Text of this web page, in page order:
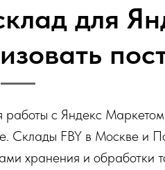
для
работы с Яндекс
Склады FBY в Москве и
хранения и обработки